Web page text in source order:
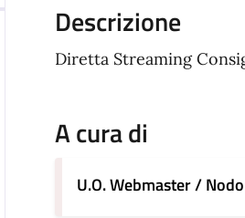
Descrizione
Diretta Streaming
A cura di
U.O. Webmaster /